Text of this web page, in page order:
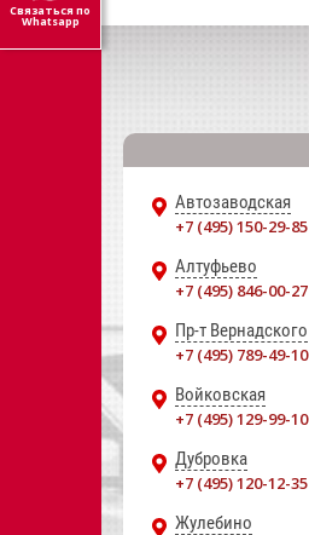
Автозаводская
+7 (495) 150-29-85
Алтуфьево
+7 (495) 846-00-27
Пр-т Вернадского
+7 (495) 789-49-10
Войковская
+7 (495) 129-99-10
Дубровка
+7 (495) 120-12-35
Жулебино
Связаться по
Whatsapp